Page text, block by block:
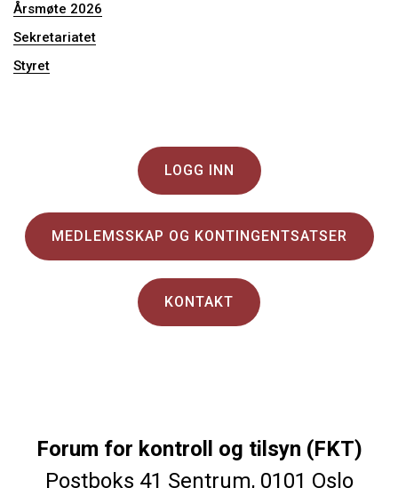
Årsmøte 2026
Sekretariatet
Styret
LOGG INN
MEDLEMSSKAP OG KONTINGENTSATSER
KONTAKT
Forum for kontroll og tilsyn (FKT)
Postboks 41 Sentrum, 0101 Oslo